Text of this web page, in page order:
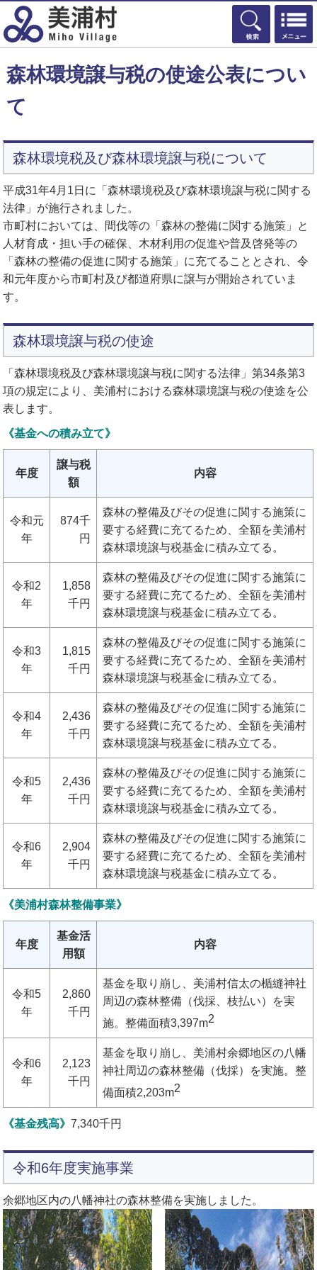
検索
森林環境譲与税の使途公表につい
て
森林環境税及び森林環境譲与税について
平成31年4月1日に「森林環境税及び森林環境譲与税に関する
法律」が施行されました。
市町村においては、間伐等の「森林の整備に関する施策」と
人材育成・担い手の確保、木材利用の促進や普及啓発等の
「森林の整備の促進に関する施策」に充てることとされ、令
和元年度から市町村及び都道府県に譲与が開始されていま
す。
森林環境譲与税の使途
「森林環境税及び森林環境譲与税に関する法律」第34条第3
項の規定により、美浦村における森林環境譲与税の使途を公
表します。
《基金への積み立て》
年度
譲与税
額
内容
令和元
年
874千
円
森林の整備及びその促進に関する施策に
要する経費に充てるため、全額を美浦村
森林環境譲与税基金に積み立てる。
令和2
年
1,858
千円
森林の整備及びその促進に関する施策に
要する経費に充てるため、全額を美浦村
森林環境譲与税基金に積み立てる。
令和3
年
1,815
千円
森林の整備及びその促進に関する施策に
要する経費に充てるため、全額を美浦村
森林環境譲与税基金に積み立てる。
令和4
年
2,436
千円
森林の整備及びその促進に関する施策に
要する経費に充てるため、全額を美浦村
森林環境譲与税基金に積み立てる。
令和5
年
2,436
千円
森林の整備及びその促進に関する施策に
要する経費に充てるため、全額を美浦村
森林環境譲与税基金に積み立てる。
令和6
年
2,904
千円
森林の整備及びその促進に関する施策に
要する経費に充てるため、全額を美浦村
森林環境譲与税基金に積み立てる。
《美浦村森林整備事業》
年度
基金活
用額
内容
令和5
年
2,860
千円
基金を取り崩し、美浦村信太の楯縫神社
周辺の森林整備（伐採、枝払い）を実
施。整備面積3,397m2
令和6
年
2,123
千円
基金を取り崩し、美浦村余郷地区の八幡
神社周辺の森林整備（伐採）を実施。整
備面積2,203m2
《基金残高》7,340千円
令和6年度実施事業
余郷地区内の八幡神社の森林整備を実施しました。